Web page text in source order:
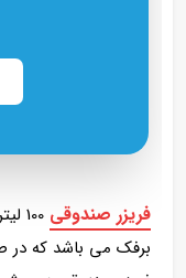
فریزر صندوقی
برفک می باشد که در